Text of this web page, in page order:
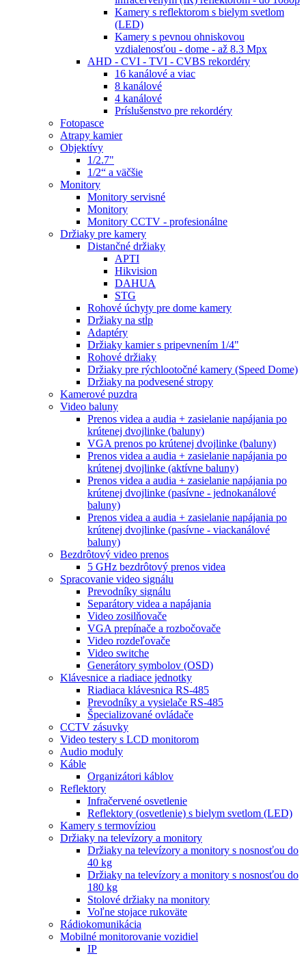
Kamery s reflektorom s bielym svetlom
(LED)
Kamery s pevnou ohniskovou
vzdialenosťou - dome - až 8.3 Mpx
AHD - CVI - TVI - CVBS rekordéry
16 kanálové a viac
8 kanálové
4 kanálové
Príslušenstvo pre rekordéry
Fotopasce
Atrapy kamier
Objektívy
1/2.7"
1/2“ a väčšie
Monitory
Monitory servisné
Monitory
Monitory CCTV - profesionálne
Držiaky pre kamery
Distančné držiaky
APTI
Hikvision
DAHUA
STG
Rohové úchyty pre dome kamery
Držiaky na stĺp
Adaptéry
Držiaky kamier s pripevnením 1/4"
Rohové držiaky
Držiaky pre rýchlootočné kamery (Speed Dome)
Držiaky na podvesené stropy
Kamerové puzdra
Video baluny
Prenos videa a audia + zasielanie napájania po
krútenej dvojlinke (baluny)
VGA prenos po krútenej dvojlinke (baluny)
Prenos videa a audia + zasielanie napájania po
krútenej dvojlinke (aktívne baluny)
Prenos videa a audia + zasielanie napájania po
krútenej dvojlinke (pasívne - jednokanálové
baluny)
Prenos videa a audia + zasielanie napájania po
krútenej dvojlinke (pasívne - viackanálové
baluny)
Bezdrôtový video prenos
5 GHz bezdrôtový prenos videa
Spracovanie video signálu
Prevodníky signálu
Separátory videa a napájania
Video zosilňovače
VGA prepínače a rozbočovače
Video rozdeľovače
Video switche
Generátory symbolov (OSD)
Klávesnice a riadiace jednotky
Riadiaca klávesnica RS-485
Prevodníky a vysielače RS-485
Špecializované ovládače
CCTV zásuvky
Video testery s LCD monitorom
Audio moduly
Káble
Organizátori káblov
Reflektory
Infračervené osvetlenie
Reflektory (osvetlenie) s bielym svetlom (LED)
Kamery s termovíziou
Držiaky na televízory a monitory
Držiaky na televízory a monitory s nosnosťou do
40 kg
Držiaky na televízory a monitory s nosnosťou do
180 kg
Stolové držiaky na monitory
Voľne stojace rukoväte
Rádiokomunikácia
Mobilné monitorovanie vozidiel
IP